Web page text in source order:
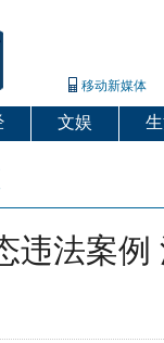
移动新媒体
文娱
违法案例